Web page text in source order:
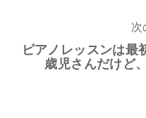
次
ピアノレッスンは最
歳児さんだけど